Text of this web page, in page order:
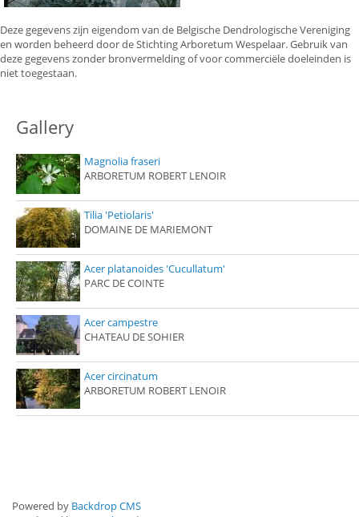
Deze gegevens zijn eigendom van de Belgische Dendrologische Vereniging
en worden beheerd door de Stichting Arboretum Wespelaar. Gebruik van
deze gegevens zonder bronvermelding of voor commerciële doeleinden is
niet toegestaan.
Gallery
Magnolia fraseri
ARBORETUM ROBERT LENOIR
Tilia 'Petiolaris'
DOMAINE DE MARIEMONT
Acer platanoides 'Cucullatum'
PARC DE COINTE
Acer campestre
CHATEAU DE SOHIER
Acer circinatum
ARBORETUM ROBERT LENOIR
Powered by Backdrop CMS